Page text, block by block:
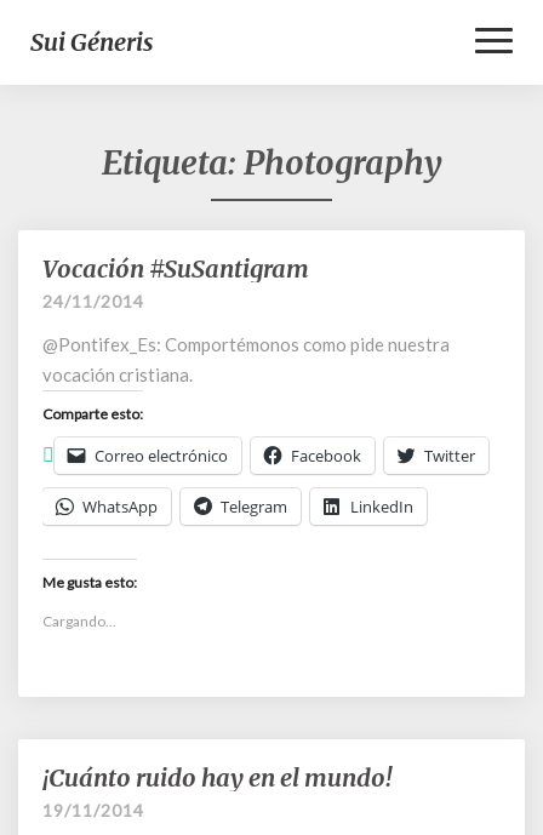
Sui Géneris
Etiqueta: Photography
Vocación
#SuSantigram
Vocación #SuSantigram
24/11/2014
@Pontifex_Es: Comportémonos como pide nuestra
vocación cristiana.
Comparte esto:
Correo electrónico Facebook Twitter
WhatsApp Telegram LinkedIn
Me gusta esto:
Cargando...
¡Cuánto
ruido
¡Cuánto ruido hay en el mundo!
19/11/2014